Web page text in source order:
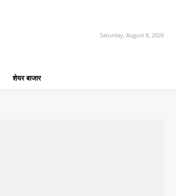
Saturday, August 8, 2026
शेयर बाजार